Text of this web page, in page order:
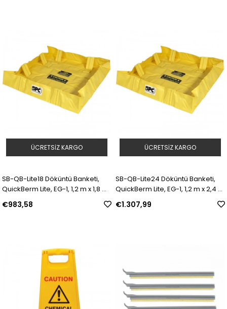
SB-QB-Lite18 Döküntü Banketi,
QuickBerm Lite, EG-1, 1,2 m x 1,8 m
Y4613815
€983,58
ÜCRETSIZ KARGO
SB-QB-Lite24 Döküntü Banketi,
QuickBerm Lite, EG-1, 1,2 m x 2,4 m
Y4613816
€1.307,99
ÜCRETSIZ KARGO